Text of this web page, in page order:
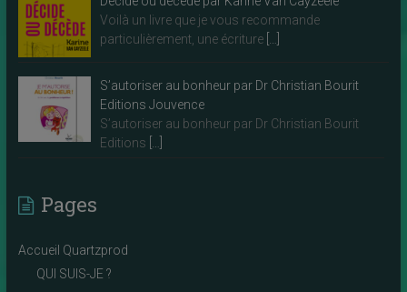
Voilà un livre que je vous recommande
particulièrement, une écriture
S’autoriser au bonheur par Dr Christian Bourit
Editions Jouvence
S’autoriser au bonheur par Dr Christian Bourit
Editions
Pages
Accueil Quartzprod
QUI SUIS-JE ?